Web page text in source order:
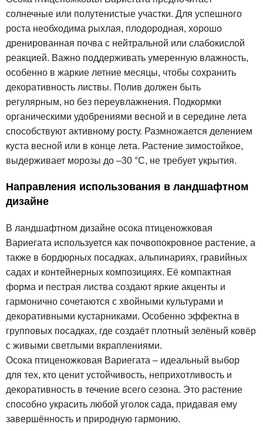
солнечные или полутенистые участки. Для успешного
роста необходима рыхлая, плодородная, хорошо
дренированная почва с нейтральной или слабокислой
реакцией. Важно поддерживать умеренную влажность,
особенно в жаркие летние месяцы, чтобы сохранить
декоративность листвы. Полив должен быть
регулярным, но без переувлажнения. Подкормки
органическими удобрениями весной и в середине лета
способствуют активному росту. Размножается делением
куста весной или в конце лета. Растение зимостойкое,
выдерживает морозы до –30 °C, не требует укрытия.
Направления использования в ландшафтном
дизайне
В ландшафтном дизайне осока птиценожковая
Вариегата используется как почвопокровное растение, а
также в бордюрных посадках, альпинариях, гравийных
садах и контейнерных композициях. Её компактная
форма и пестрая листва создают яркие акценты и
гармонично сочетаются с хвойными культурами и
декоративными кустарниками. Особенно эффектна в
групповых посадках, где создаёт плотный зелёный ковёр
с живыми светлыми вкраплениями.
Осока птиценожковая Вариегата – идеальный выбор
для тех, кто ценит устойчивость, неприхотливость и
декоративность в течение всего сезона. Это растение
способно украсить любой уголок сада, придавая ему
завершённость и природную гармонию.